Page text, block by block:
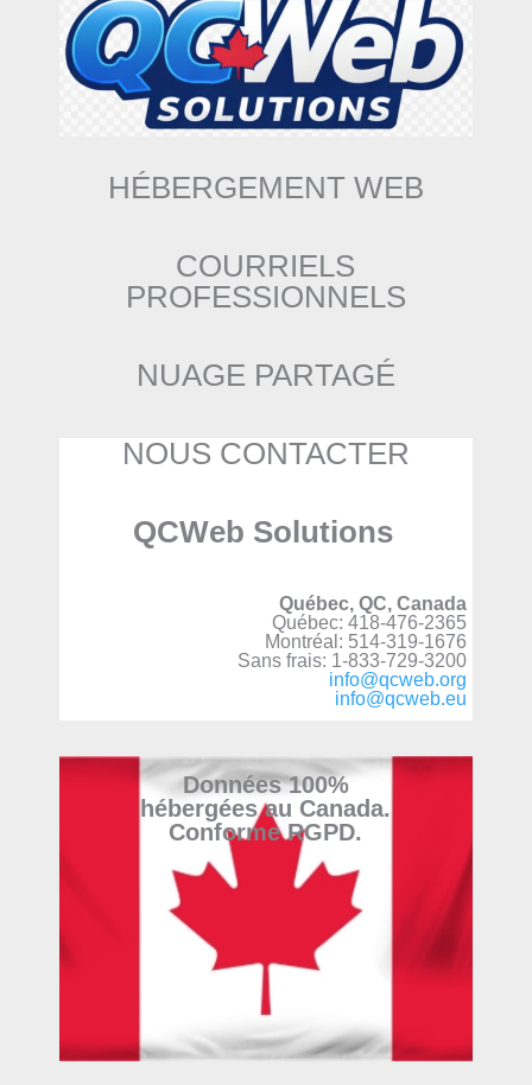
HÉBERGEMENT WEB
COURRIELS
PROFESSIONNELS
NUAGE PARTAGÉ
NOUS CONTACTER
QCWeb Solutions
Québec, QC, Canada
Québec: 418-476-2365
Montréal: 514-319-1676
Sans frais: 1-833-729-3200
info@qcweb.org
info@qcweb.eu
Données 100%
hébergées au Canada.
Conforme RGPD.